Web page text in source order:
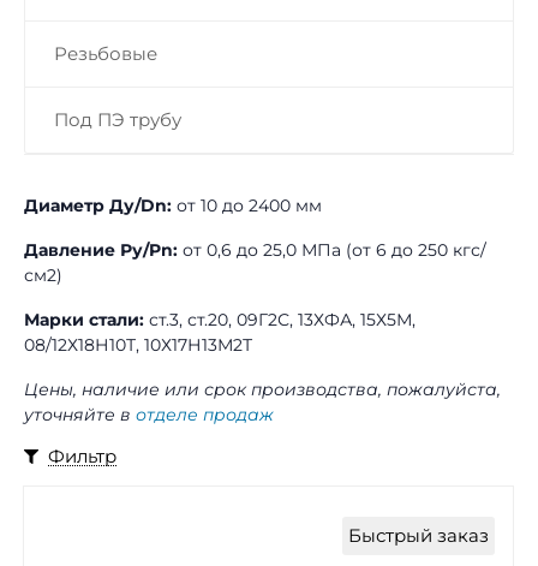
Резьбовые
Под ПЭ трубу
Диаметр Ду/Dn: от 10 до 2400 мм
Давление Ру/Pn: от 0,6 до 25,0 МПа (от 6 до 250 кгс/
см2)
Марки стали: ст.3, ст.20, 09Г2С, 13ХФА, 15Х5М,
08/12Х18Н10Т, 10Х17Н13М2Т
Цены, наличие или срок производства, пожалуйста,
уточняйте в отделе продаж
Фильтр
Быстрый заказ